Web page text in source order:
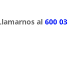
al 600 03